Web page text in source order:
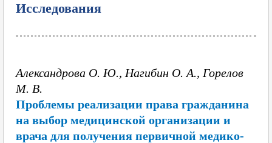
Исследования
Александрова О. Ю., Нагибин О. А., Горелов
М. В.
Проблемы реализации права гражданина
на выбор медицинской организации и
врача для получения первичной медико-